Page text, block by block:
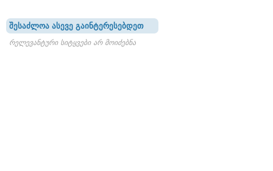
შესაძლოა ასევე გაინტერესებდეთ
რელევანტური სიტყვები არ მოიძებნა